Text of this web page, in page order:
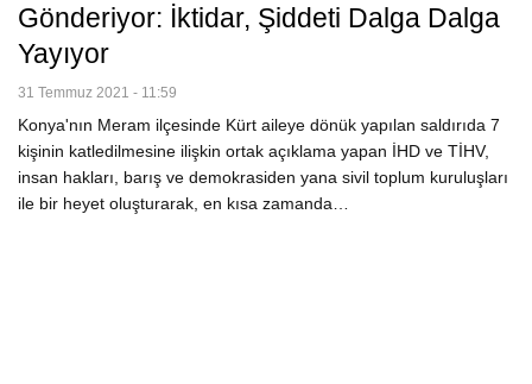
Gönderiyor: İktidar, Şiddeti Dalga Dalga
Yayıyor
31 Temmuz 2021 - 11:59
Konya'nın Meram ilçesinde Kürt aileye dönük yapılan saldırıda 7
kişinin katledilmesine ilişkin ortak açıklama yapan İHD ve TİHV,
insan hakları, barış ve demokrasiden yana sivil toplum kuruluşları
ile bir heyet oluşturarak, en kısa zamanda…